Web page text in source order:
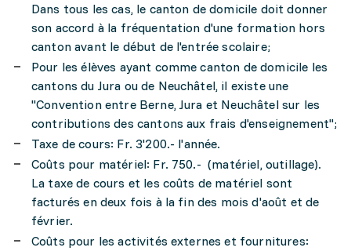
Dans tous les cas, le canton de domicile doit donner
son accord à la fréquentation d'une formation hors
canton avant le début de l'entrée scolaire;
Pour les élèves ayant comme canton de domicile les
cantons du Jura ou de Neuchâtel, il existe une
"Convention entre Berne, Jura et Neuchâtel sur les
contributions des cantons aux frais d'enseignement";
Taxe de cours: Fr. 3'200.- l'année.
Coûts pour matériel: Fr. 750.- (matériel, outillage).
La taxe de cours et les coûts de matériel sont
facturés en deux fois à la fin des mois d'août et de
février.
Coûts pour les activités externes et fournitures: